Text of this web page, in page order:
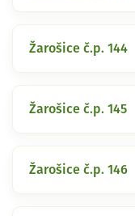
Žarošice č.p. 144
Žarošice č.p. 145
Žarošice č.p. 146